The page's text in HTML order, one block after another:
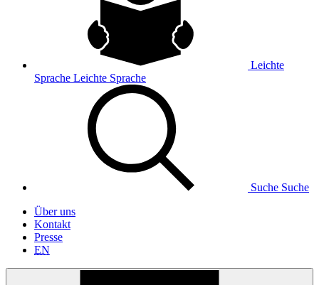
Leichte
Sprache Leichte Sprache
Suche Suche
Über uns
Kontakt
Presse
EN